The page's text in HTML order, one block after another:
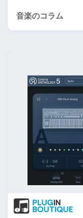
音楽のコラム